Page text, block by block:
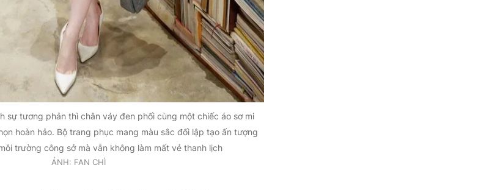
sự tương phản thì chân váy đen phối cùng một chiếc áo sơ mi
hoàn hảo. Bộ trang phục mang màu sắc đối lập tạo ấn tượng
trường công sở mà vẫn không làm mất vẻ thanh lịch
ẢNH: FAN CHÌ